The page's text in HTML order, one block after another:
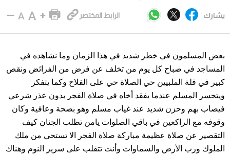
يشارك الرابط المختصر
بعض المسلمون في خطر شديد في هذا الزمان وما نشاهده في
المساجد في صباح كل يوم من تخلف عن فرض من الفرائض ونقص
كبير في قلة الملبيين حي الصلاة حي على الفلاح وكما يتفكر
ويتحسر المسلم عندما يفقد أخاه في صلاة الفجر بدون عذر شرعي
فيصاب بهم وحزن شديد عند غياب مسلم وهو بصحة وعافية وكان
وقوفه مع الراكعين في باقي الصلوات يامن تطلب الجنان كيف
التقصير عن صلاة عظيمة مباركة صلاة الفجر الا تستحي من ملك
الملوك ورب الأرض والسماوات وأنت تتقلب على سرير النوم وهناك